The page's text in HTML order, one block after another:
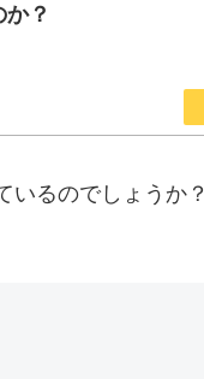
？
いるのでしょうか？